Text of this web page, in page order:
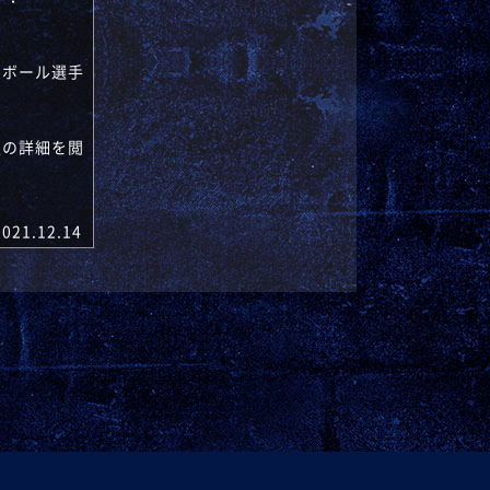
ール選手
詳細を閲